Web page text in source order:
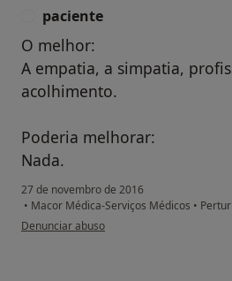
paciente
O melhor:
A empatia, a simpatia,
acolhimento.
Poderia melhorar:
Nada.
27 de novembro de 2016
• Macor Médica-Serviços Médicos •
na opinião do utilizador paciente
Denunciar abuso